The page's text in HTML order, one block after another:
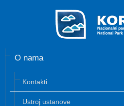
O nama
Kontakti
Ustroj ustanove